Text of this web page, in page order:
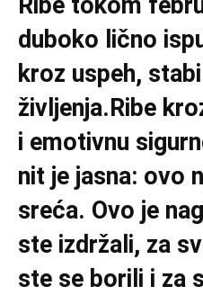
duboko lično
kroz uspeh,
življenja.Ribe
i emotivnu
nit je jasna: ovo
sreća. Ovo je
ste izdržali, za
ste se borili i za